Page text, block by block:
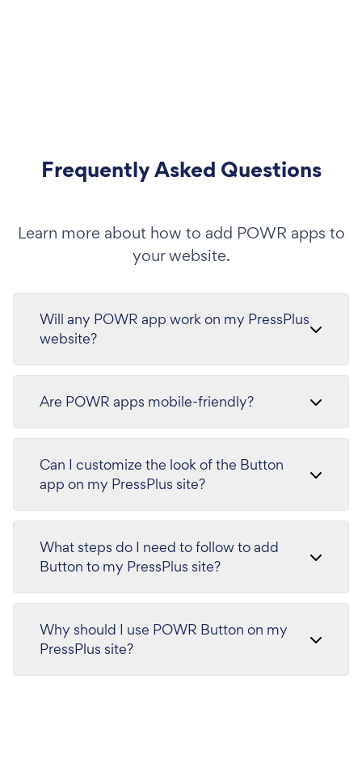
Frequently Asked Questions
Learn more about how to add POWR apps to
your website.
Will any POWR app work on my PressPlus
website?
Are POWR apps mobile-friendly?
Can I customize the look of the Button
app on my PressPlus site?
What steps do I need to follow to add
Button to my PressPlus site?
Why should I use POWR Button on my
PressPlus site?